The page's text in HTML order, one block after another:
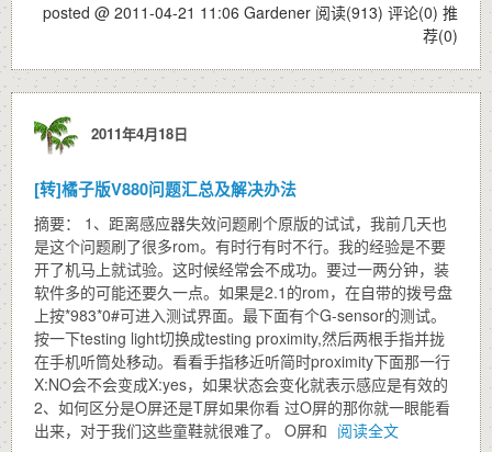
posted @ 2011-04-21 11:06 Gardener 阅读(913) 评论(0) 推
荐(0)
2011年4月18日
[转]橘子版V880问题汇总及解决办法
摘要： 1、距离感应器失效问题刷个原版的试试，我前几天也
是这个问题刷了很多rom。有时行有时不行。我的经验是不要
开了机马上就试验。这时候经常会不成功。要过一两分钟，装
软件多的可能还要久一点。如果是2.1的rom，在自带的拨号盘
上按*983*0#可进入测试界面。最下面有个G-sensor的测试。
按一下testing light切换成testing proximity,然后两根手指并拢
在手机听筒处移动。看看手指移近听简时proximity下面那一行
X:NO会不会变成X:yes，如果状态会变化就表示感应是有效的
2、如何区分是O屏还是T屏如果你看 过O屏的那你就一眼能看
出来，对于我们这些童鞋就很难了。 O屏和 阅读全文